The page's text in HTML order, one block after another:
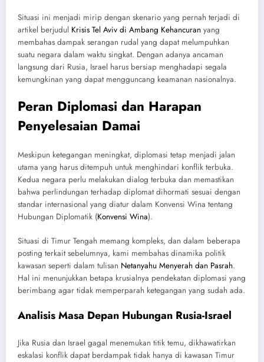
Situasi ini menjadi mirip dengan skenario yang pernah terjadi di
artikel berjudul Krisis Tel Aviv di Ambang Kehancuran yang
membahas dampak serangan rudal yang dapat melumpuhkan
suatu negara dalam waktu singkat. Dengan adanya ancaman
langsung dari Rusia, Israel harus bersiap menghadapi segala
kemungkinan yang dapat mengguncang keamanan nasionalnya.
Peran Diplomasi dan Harapan
Penyelesaian Damai
Meskipun ketegangan meningkat, diplomasi tetap menjadi jalan
utama yang harus ditempuh untuk menghindari konflik terbuka.
Kedua negara perlu melakukan dialog terbuka dan memastikan
bahwa perlindungan terhadap diplomat dihormati sesuai dengan
standar internasional yang diatur dalam Konvensi Wina tentang
Hubungan Diplomatik (Konvensi Wina).
Situasi di Timur Tengah memang kompleks, dan dalam beberapa
posting terkait sebelumnya, kami membahas dinamika politik
kawasan seperti dalam tulisan Netanyahu Menyerah dan Pasrah.
Hal ini menunjukkan betapa krusialnya pendekatan diplomasi yang
berimbang agar tidak memperparah ketegangan yang sudah ada.
Analisis Masa Depan Hubungan Rusia-Israel
Jika Rusia dan Israel gagal menemukan titik temu, dikhawatirkan
eskalasi konflik dapat berdampak tidak hanya di kawasan Timur